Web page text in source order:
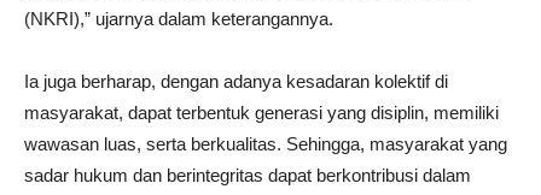
(NKRI),” ujarnya dalam keterangannya.
Ia juga berharap, dengan adanya kesadaran kolektif di
masyarakat, dapat terbentuk generasi yang disiplin, memiliki
wawasan luas, serta berkualitas. Sehingga, masyarakat yang
sadar hukum dan berintegritas dapat berkontribusi dalam